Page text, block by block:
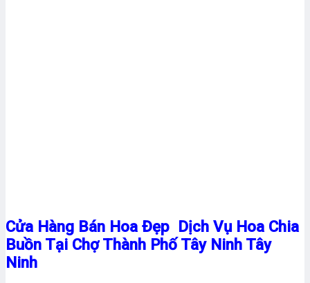
Cửa Hàng Bán Hoa Đẹp Dịch Vụ Hoa Chia
Buồn Tại Chợ Thành Phố Tây Ninh Tây
Ninh